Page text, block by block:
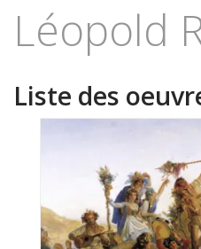
Léopold
Liste des